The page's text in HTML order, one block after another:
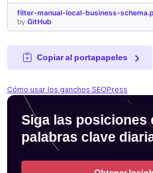
filter-manual-local-business-
by GitHub
Copiar al portapapeles
Cómo usar los ganchos SEOPress
Siga las posiciones
palabras clave